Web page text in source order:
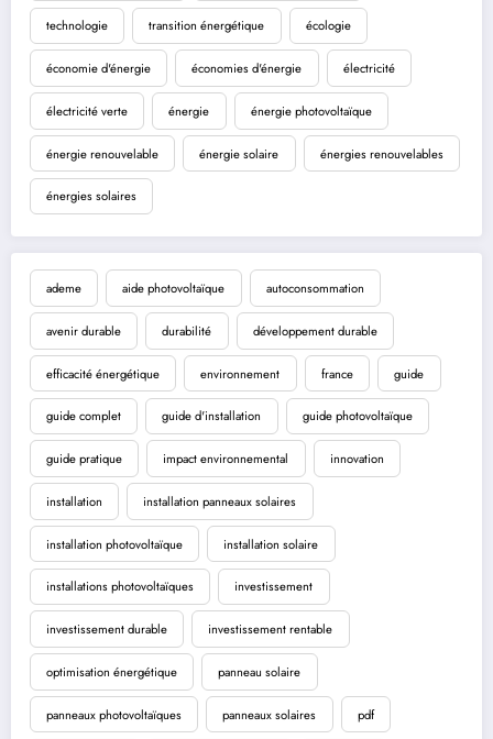
technologie transition énergétique écologie
économie d'énergie économies d'énergie électricité
électricité verte énergie énergie photovoltaïque
énergie renouvelable énergie solaire énergies renouvelables
énergies solaires
ademe aide photovoltaïque autoconsommation
avenir durable durabilité développement durable
efficacité énergétique environnement france guide
guide complet guide d'installation guide photovoltaïque
guide pratique impact environnemental innovation
installation installation panneaux solaires
installation photovoltaïque installation solaire
installations photovoltaïques investissement
investissement durable investissement rentable
optimisation énergétique panneau solaire
panneaux photovoltaïques panneaux solaires pdf